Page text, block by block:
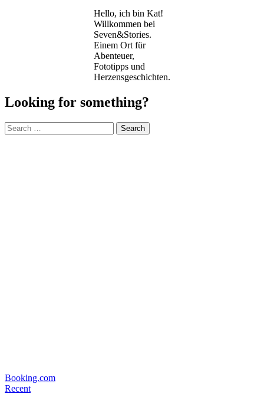
Hello, ich bin Kat!
Willkommen bei
Seven&Stories.
Einem Ort für
Abenteuer,
Fototipps und
Herzensgeschichten.
Looking for something?
Search
Booking.com
Recent